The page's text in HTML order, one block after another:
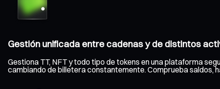
Gestión unificada entre cadenas y de distintos
Gestiona TT, NFT y todo tipo de tokens en una plataforma
cambiando de billetera constantemente. Comprueba saldos,